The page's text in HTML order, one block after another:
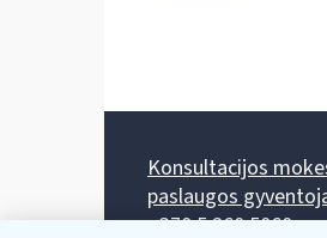
Konsultacijos
paslaugos
+370 5 260 5060